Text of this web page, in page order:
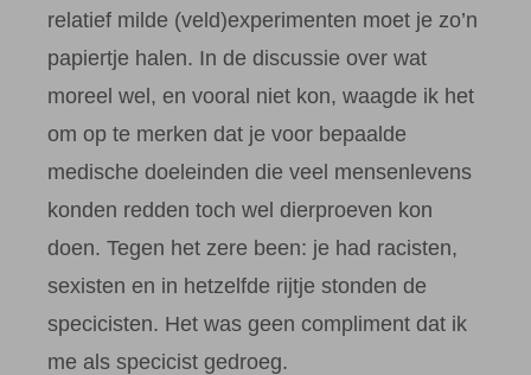
relatief milde (veld)experimenten moet je zo’n
papiertje halen. In de discussie over wat
moreel wel, en vooral niet kon, waagde ik het
om op te merken dat je voor bepaalde
medische doeleinden die veel mensenlevens
konden redden toch wel dierproeven kon
doen. Tegen het zere been: je had racisten,
sexisten en in hetzelfde rijtje stonden de
specicisten. Het was geen compliment dat ik
me als specicist gedroeg.